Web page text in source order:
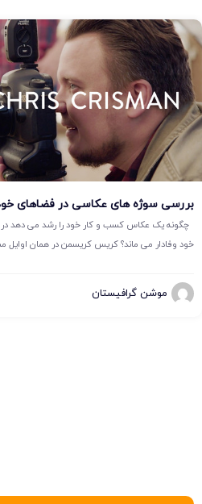
بررسی سوژه های عکاسی در فضاهای
چگونه یک عکاس کسب و کار خود را رشد می دهد در
خود وفادار می ماند؟ کریس کریسمن در همان اوایل
موشن گرافیستان